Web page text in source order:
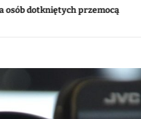
Godzina „W”. W